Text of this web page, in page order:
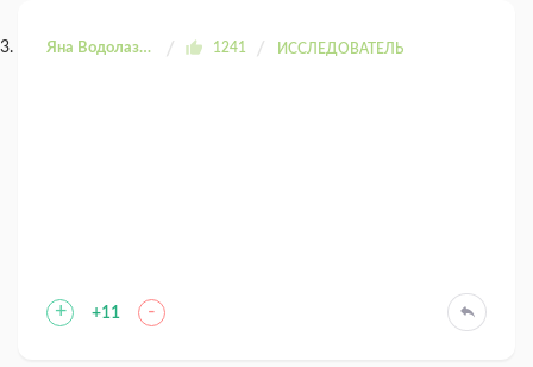
Яна Водолазова 1241 ИССЛЕДОВАТЕЛЬ
+ +11 -